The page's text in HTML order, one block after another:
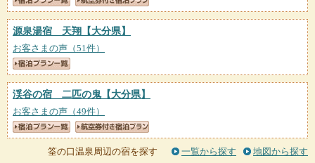
源泉湯宿 天翔 【大分県】
お客さまの声（51件）
渓谷の宿 二匹の鬼【大分県】
お客さまの声（49件）
筌の口温泉周辺の宿を探す 一覧から探す 地図から探す